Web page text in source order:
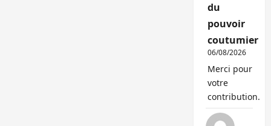
du
pouvoir
coutumier
06/08/2026
Merci pour
votre
contribution.